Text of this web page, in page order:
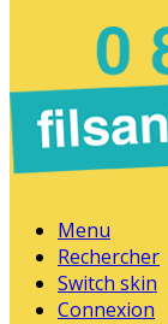
Menu
Rechercher
Switch skin
Connexion